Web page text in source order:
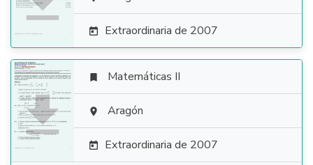
 Extraordinaria de 2007

 Matemáticas II
 Aragón
 Extraordinaria de 2007